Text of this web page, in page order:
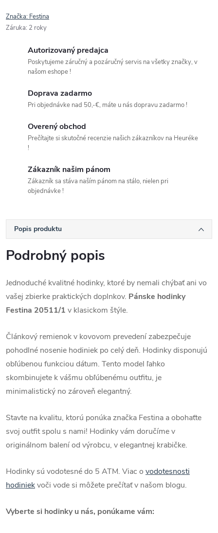
Značka: Festina
Záruka: 2 roky
Autorizovaný predajca
Poskytujeme záručný a pozáručný servis na všetky značky, v
našom eshope !
Doprava zadarmo
Pri objednávke nad 50,-€, máte u nás dopravu zadarmo !
Overený obchod
Prečítajte si skutočné recenzie našich zákazníkov na Heuréke
!
Zákazník našim pánom
Zákazník sa stáva naším pánom na stálo, nielen pri
objednávke !
Popis produktu
Podrobný popis
Jednoduché kvalitné hodinky, ktoré by nemali chýbať ani vo
vašej zbierke praktických doplnkov. Pánske hodinky
Festina 20511/1 v klasickom štýle.
Článkový remienok v kovovom prevedení zabezpečuje
pohodlné nosenie hodiniek po celý deň. Hodinky disponujú
obľúbenou funkciou dátum. Tento model ľahko
skombinujete k vášmu obľúbenému outfitu, je
minimalistický no zároveň elegantný.
Stavte na kvalitu, ktorú ponúka značka Festina a obohaťte
svoj outfit spolu s nami! Hodinky vám doručíme v
originálnom balení od výrobcu, v elegantnej krabičke.
Hodinky sú vodotesné do 5 ATM. Viac o vodotesnosti
hodiniekvoči vode si môžete prečítať v našom blogu.
Vyberte si hodinky u nás, ponúkame vám: